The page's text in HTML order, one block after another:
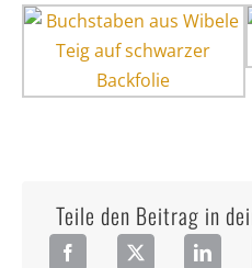
Teile den Beitrag in